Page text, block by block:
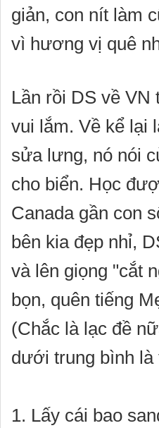
giản, con nít làm
vì hương vị quê
Lần rồi DS về VN
vui lắm. Về kể lại
sửa lưng, nó nói
cho biển. Học
Canada gần con
bên kia đẹp nhỉ,
và lên giọng "cắt
bọn, quên tiếng
(Chắc là lạc đề
dưới trung bình là
1. Lấy cái bao